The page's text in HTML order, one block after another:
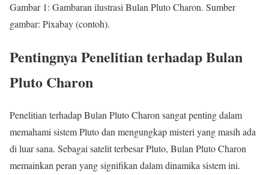
Gambar 1: Gambaran ilustrasi Bulan Pluto Charon. Sumber
gambar: Pixabay (contoh).
Pentingnya Penelitian terhadap Bulan
Pluto Charon
Penelitian terhadap Bulan Pluto Charon sangat penting dalam
memahami sistem Pluto dan mengungkap misteri yang masih ada
di luar sana. Sebagai satelit terbesar Pluto, Bulan Pluto Charon
memainkan peran yang signifikan dalam dinamika sistem ini.